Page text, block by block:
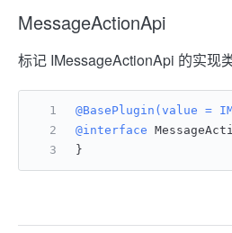
MessageActionApi
标记 IMessageActionApi 的实现
@BasePlugin(value =
@interface
}